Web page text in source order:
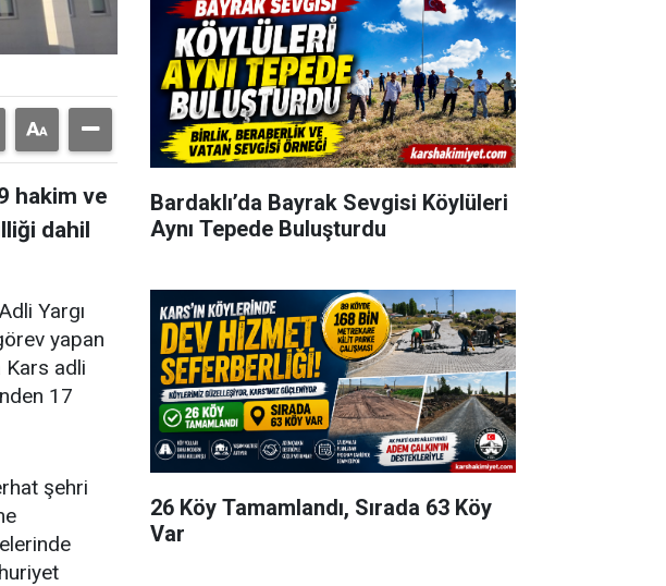
hakim ve
dahil
Yargı
yapan
Kars adli
17
şehri
Bardaklı’da Bayrak Sevgisi Köylüleri
Aynı Tepede Buluşturdu
26 Köy Tamamlandı, Sırada 63 Köy
Var